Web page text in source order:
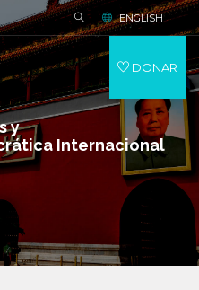
y
Internacional
ENGLISH
DONAR